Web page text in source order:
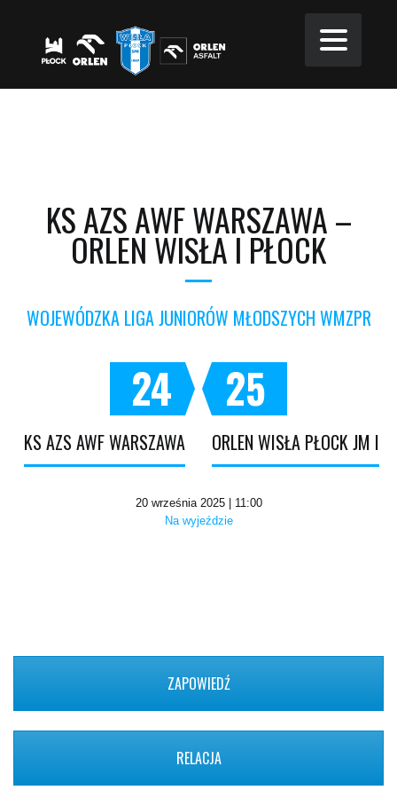
KS AZS AWF WARSZAWA –
ORLEN WISŁA I PŁOCK
WOJEWÓDZKA LIGA JUNIORÓW MŁODSZYCH WMZPR
24
KS AZS AWF WARSZAWA
25
ORLEN WISŁA PŁOCK JM I
20 września 2025 | 11:00
Na wyjeździe
ZAPOWIEDŹ
RELACJA